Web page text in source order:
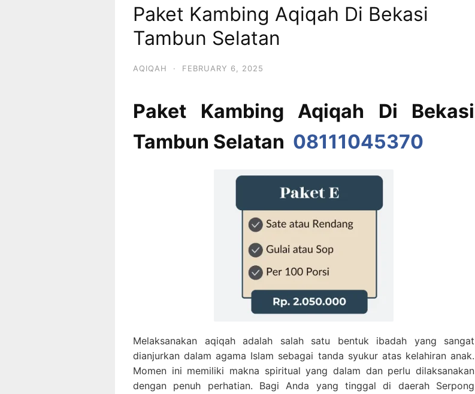
Paket Kambing Aqiqah Di Bekasi
Tambun Selatan
AQIQAH · FEBRUARY 6, 2025
Paket Kambing Aqiqah Di Bekasi
Tambun Selatan 08111045370
Melaksanakan aqiqah adalah salah satu bentuk ibadah yang sangat
dianjurkan dalam agama Islam sebagai tanda syukur atas kelahiran anak.
Momen ini memiliki makna spiritual yang dalam dan perlu dilaksanakan
dengan penuh perhatian. Bagi Anda yang tinggal di daerah Serpong